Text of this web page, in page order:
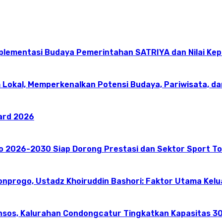
Budaya Pemerintahan SATRIYA dan Nilai
Memperkenalkan Potensi Budaya, Pariwisata,
2026
2026-2030 Siap Dorong Prestasi dan Sektor Sport
Ustadz Khoiruddin Bashori: Faktor Utama
Kalurahan Condongcatur Tingkatkan Kapasitas